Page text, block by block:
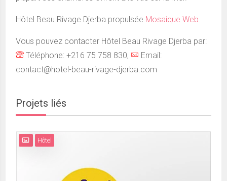
Hôtel Beau Rivage Djerba propulsée Mosaique Web.
Vous pouvez contacter Hôtel Beau Rivage Djerba par:
Téléphone: +216 75 758 830,
Email:
contact@hotel-beau-rivage-djerba.com
Projets liés
Hôtel